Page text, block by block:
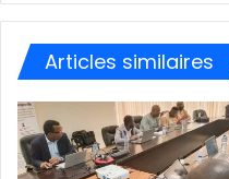
Articles similaires